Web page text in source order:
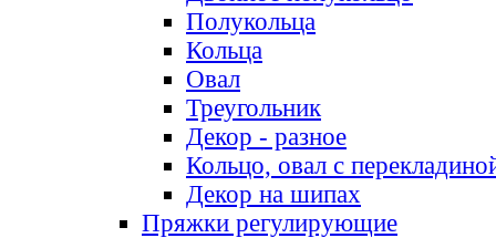
Полукольца
Кольца
Овал
Треугольник
Декор - разное
Кольцо, овал с
Декор на шипах
Пряжки регулирующие